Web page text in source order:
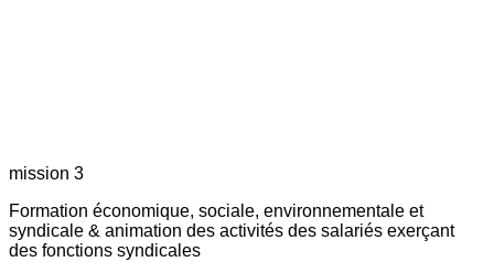
mission 3
Formation économique, sociale, environnementale et
syndicale & animation des activités des salariés exerçant
des fonctions syndicales